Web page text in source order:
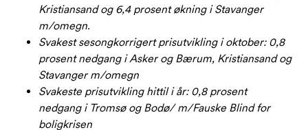
Kristiansand og 6,4 prosent økning i Stavanger
m/omegn.
Svakest sesongkorrigert prisutvikling i oktober: 0,8
prosent nedgang i Asker og Bærum, Kristiansand og
Stavanger m/omegn
Svakeste prisutvikling hittil i år: 0,8 prosent
nedgang i Tromsø og Bodø/ m/Fauske Blind for
boligkrisen